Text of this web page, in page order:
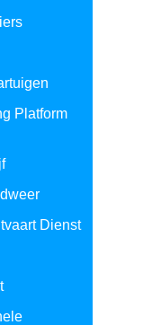
Platform
Dienst